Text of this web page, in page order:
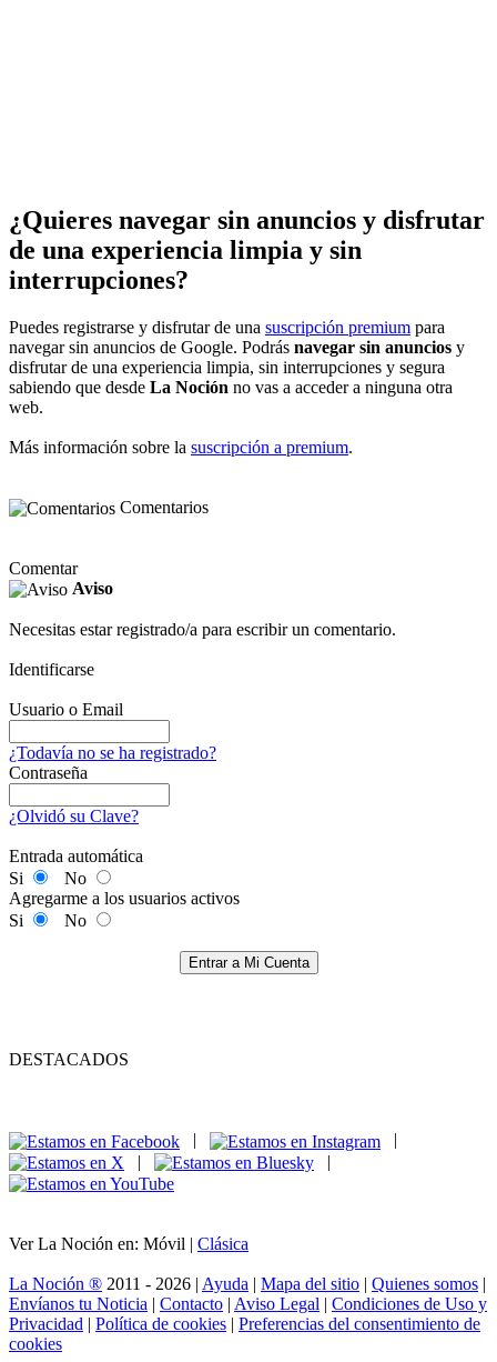
¿Quieres navegar sin anuncios y disfrutar
de una experiencia limpia y sin
interrupciones?
Puedes registrarse y disfrutar de una suscripción premium para
navegar sin anuncios de Google. Podrás navegar sin anuncios y
disfrutar de una experiencia limpia, sin interrupciones y segura
sabiendo que desde La Noción no vas a acceder a ninguna otra
web.
Más información sobre la suscripción a premium.
Comentarios
Comentar
Aviso
Necesitas estar registrado/a para escribir un comentario.
Identificarse
Usuario o Email
¿Todavía no se ha registrado?
Contraseña
¿Olvidó su Clave?
Entrada automática
Si
No
Agregarme a los usuarios activos
Si
No
Entrar a Mi Cuenta
DESTACADOS
|
|
Ver La Noción en: Móvil | Clásica
La Noción ® 2011 - 2026 | Ayuda | Mapa del sitio | Quienes somos |
Envíanos tu Noticia | Contacto | Aviso Legal | Condiciones de Uso y
Privacidad | Política de cookies | Preferencias del consentimiento de
cookies